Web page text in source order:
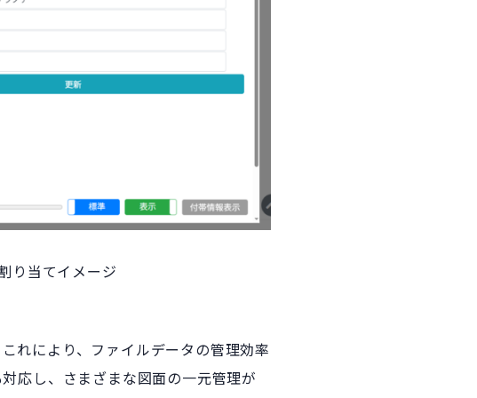
り当てイメージ
れにより、ファイルデータの管理効率
応し、さまざまな図面の一元管理が